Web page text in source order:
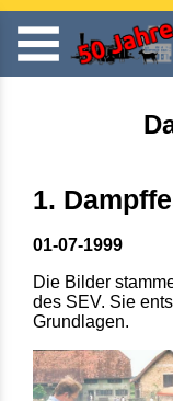
1.
01-07-1999
Die Bilder
des SEV. Sie
Grundlagen.